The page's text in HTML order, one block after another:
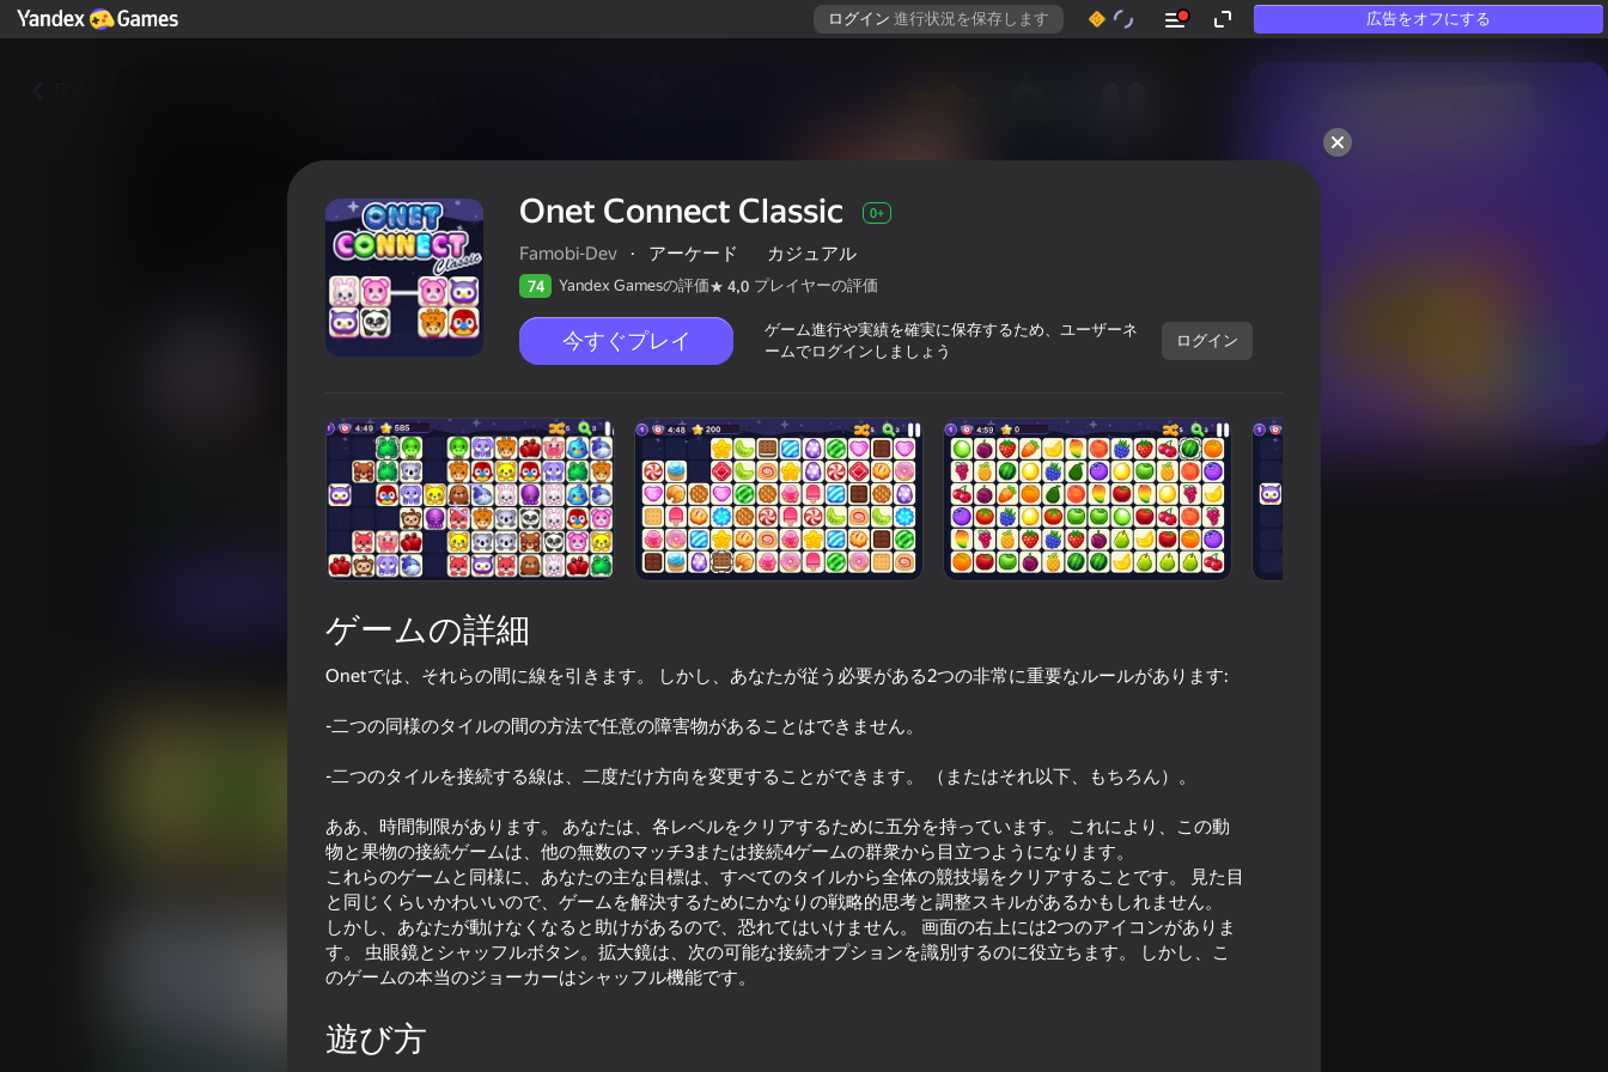
ログイン 進行状況を保存します 広告をオフにする
50以上のトップゲーム。
Onet Connect Classic
Yandex Gamesの評価 4,0 プレイヤーの評価 0+
カジュアル Famobi-Dev
59
Plinko Clicker
84
Jewel Coloring: Crystal Sorting
83
Onet PaoPao Classic
69
Onet Connect Classic 0+
Famobi-Dev · アーケード カジュアル
74 Yandex Gamesの評価 4,0 プレイヤーの評価
今すぐプレイ
ゲーム進行や実績を確実に保存するため、ユーザーネ
ームでログインしましょう
ログイン
ゲームの詳細
Onetでは、それらの間に線を引きます。 しかし、あなたが従う必要がある2つの非常に重要なルールがあります:
-二つの同様のタイルの間の方法で任意の障害物があることはできません。
-二つのタイルを接続する線は、二度だけ方向を変更することができます。 （またはそれ以下、もちろん）。
ああ、時間制限があります。 あなたは、各レベルをクリアするために五分を持っています。 これにより、この動
物と果物の接続ゲームは、他の無数のマッチ3または接続4ゲームの群衆から目立つようになります。
これらのゲームと同様に、あなたの主な目標は、すべてのタイルから全体の競技場をクリアすることです。 見た目
と同じくらいかわいいので、ゲームを解決するためにかなりの戦略的思考と調整スキルがあるかもしれません。
しかし、あなたが動けなくなると助けがあるので、恐れてはいけません。 画面の右上には2つのアイコンがありま
す。 虫眼鏡とシャッフルボタン。拡大鏡は、次の可能な接続オプションを識別するのに役立ちます。 しかし、こ
のゲームの本当のジョーカーはシャッフル機能です。
遊び方